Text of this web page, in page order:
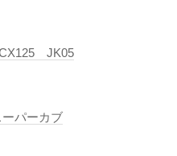
JK05
パーカブ